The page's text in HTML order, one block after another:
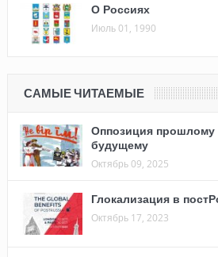
О Россиях
Июль 01, 1990
САМЫЕ ЧИТАЕМЫЕ
Оппозиция прошлому
будущему
Октябрь 09, 2025
Глокализация в
Октябрь 17, 2023